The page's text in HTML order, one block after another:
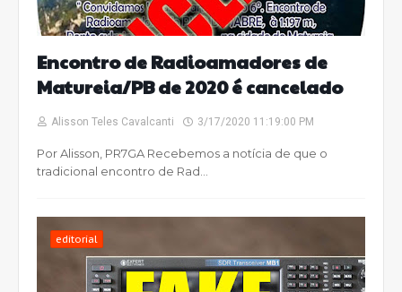
Encontro de Radioamadores de
Matureia/PB de 2020 é cancelado
Alisson Teles Cavalcanti 3/17/2020 11:19:00 PM
Por Alisson, PR7GA Recebemos a notícia de que o
tradicional encontro de Rad…
editorial